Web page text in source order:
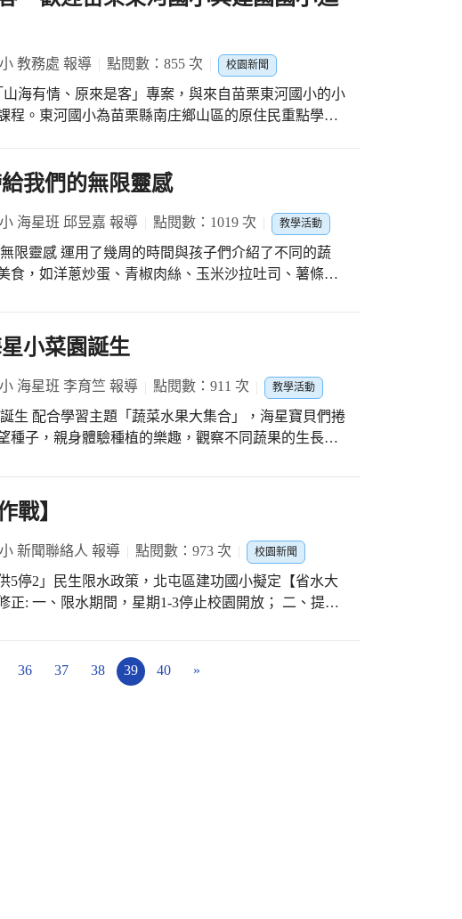
康兒童、區模範生及校模範生的頒獎，特別邀請家長
的獎狀及獎品一一送到每位模範生手裡，這些班上精
落落大方、彬彬有禮，代表岸裡的孩子們是重紀律、
目表演-六甲全班的「少年」流行舞表演、四丙「火燄
團隊的直笛合奏及三乙朱世誠小朋友的爵士鼓表演，
佼佼者，演出水準自然不在話下，獲得臺下觀眾如雷
手將是一顆閃耀的明星。而本校向來不按牌理出牌的
歡喜呢！表揚大會來到最後，則是由小區長郭晉維帶
唱，幾個簡單重覆的動作，讓全校小朋友很快便能跟
，陶醉在全場歡樂的氣氛當中。今年的表揚大會就在
教務處 報導 點閱數：855 次 校園新聞
有情、原來是客」專案，與來自苗栗東河國小的小
程。東河國小為苗栗縣南庄鄉山區的原住民重點學
迎接東河國小的到來。課程安排首先由外師PETER及
自展現特色，進行音樂文化交流。接著二校同學分組
體驗課程及射箭課程。 藉著二校校流課程，提供
化之學習管道，以增進生活經驗，擴展學生學習領
我們的無限靈感
海星班 邱昱嘉 報導 點閱數：1019 次 教學活動
們介紹了不同的蔬
食，如洋蔥炒蛋、青椒肉絲、玉米沙拉吐司、薯條等
、救護車和公車的輪子。青椒蓋印出來的雲朵圖案搭
個個的洋蔥頭人或站或坐在草地上看著雲朵休息野
條狀紋理，非常有趣。 品嚐了香甜好吃水煮
泡紙彩上亮黃的色彩，代表一顆顆的玉米粒。搭配孩
，孩子們在畫紙上重現了一根根可愛活潑的玉米寶
小菜園誕生
海星班 李育竺 報導 點閱數：911 次 教學活動
種子，親身體驗種植的樂趣，觀察不同蔬果的生長過
收了綠豆芽，加上廚工媽咪自家
烹製，這是小海星們第一次吃自己種的蔬菜，無論是
歡，連平時不愛吃菜都孩子，都說讚。
戰】
新聞聯絡人 報導 點閱數：973 次 校園新聞
5停2」民生限水政策，北屯區建功國小擬定【省水大
正: 一、限水期間，星期1-3停止校園開放； 二、提醒
研擬關閉部份廁所間數及小便斗(研議） 七、需大量
。 八、宣導節約用水及用過的水再利用方法。 學校
36 37 38 39 40 »